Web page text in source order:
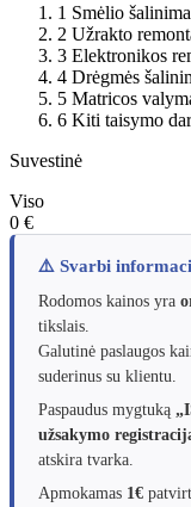
1 Smėlio
2 Užrakto
3 Elektronikos
4 Drėgmės
5 Matricos
6 Kiti taisymo
Suvestinė
Viso
0 €
⚠️ Svarbi
Rodomos kainos yra
tikslais.
Galutinė paslaugos
suderinus su klientu.
Paspaudus mygtuką
užsakymo
atskira tvarka.
Apmokamas 1€